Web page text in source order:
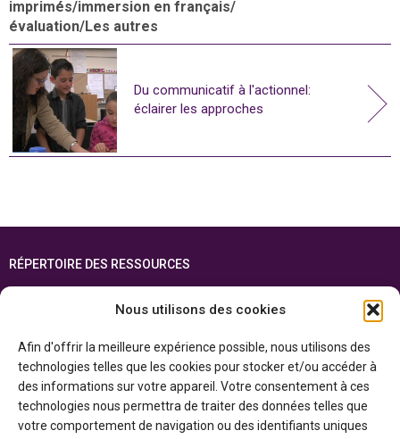
Nous utilisons des cookies
Afin d'offrir la meilleure expérience possible, nous utilisons des
technologies telles que les cookies pour stocker et/ou accéder à
des informations sur votre appareil. Votre consentement à ces
technologies nous permettra de traiter des données telles que
votre comportement de navigation ou des identifiants uniques
imprimés/immersion en français/
évaluation/Les autres
Du communicatif à l'actionnel:
éclairer les approches
RÉPERTOIRE DES RESSOURCES
ENGLISH
Cette ressource est réalisée grâce au soutien financier du gouvernement de
l’Ontario et du gouvernement duCanada par l’entremise du ministère du
Patrimoine canadien